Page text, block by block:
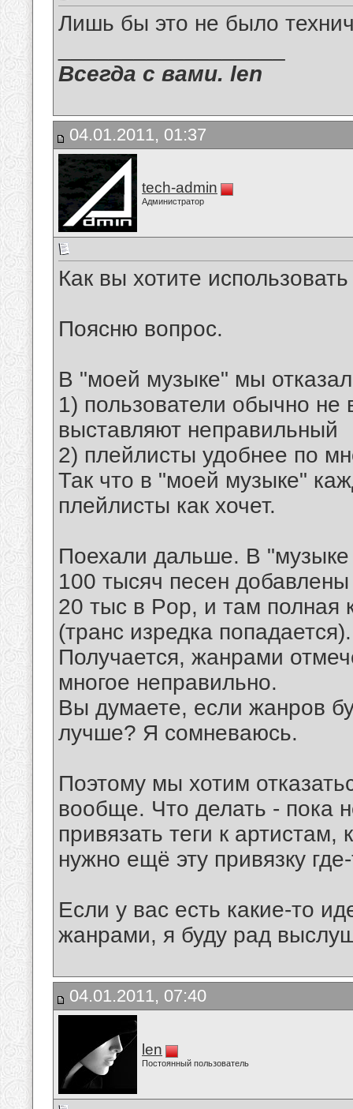
Лишь бы это не было
Всегда с вами. len
04.01.2011, 01:37
tech-admin
Администратор
Как вы хотите
Поясню вопрос.
В "моей музыке" мы
1) пользователи обычно
выставляют неправильный
2) плейлисты удобнее по
Так что в "моей музыке"
плейлисты как хочет.
Поехали дальше. В "музыке
100 тысяч песен
20 тыс в Pop, и там
(транс изредка
Получается, жанрами
многое неправильно.
Вы думаете, если жанров
лучше? Я сомневаюсь.
Поэтому мы хотим
вообще. Что делать - пока
привязать теги к
нужно ещё эту привязку
Если у вас есть какие-то
жанрами, я буду рад
04.01.2011, 07:40
len
Постоянный пользователь